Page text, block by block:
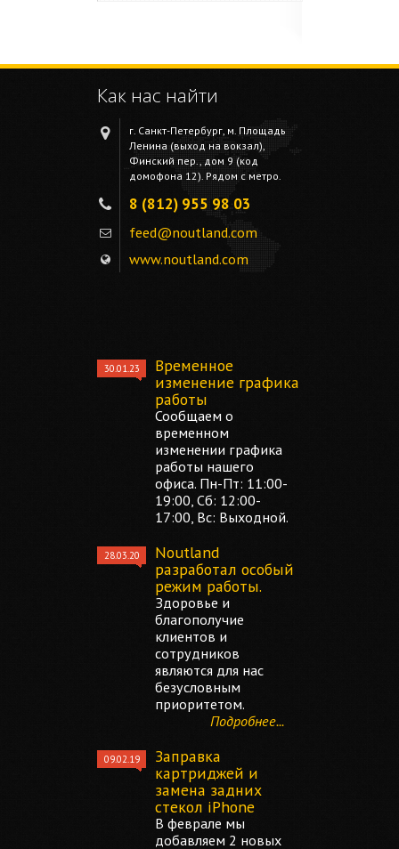
Как нас найти
г. Санкт-Петербург, м. Площадь
Ленина (выход на вокзал),
Финский пер., дом 9 (код
домофона 12). Рядом с метро.
8 (812) 955 98 03
feed@noutland.com
www.noutland.com
30.01.23
Временное
изменение графика
работы
Сообщаем о
временном
изменении графика
работы нашего
офиса. Пн-Пт: 11:00-
19:00, Сб: 12:00-
17:00, Вс: Выходной.
28.03.20
Noutland
разработал особый
режим работы.
Здоровье и
благополучие
клиентов и
сотрудников
являются для нас
безусловным
приоритетом.
Подробнее...
09.02.19
Заправка
картриджей и
замена задних
стекол iPhone
В феврале мы
добавляем 2 новых